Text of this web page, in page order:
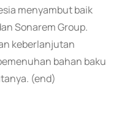
menyambut baik
Sonarem Group.
keberlanjutan
bahan baku
(end)